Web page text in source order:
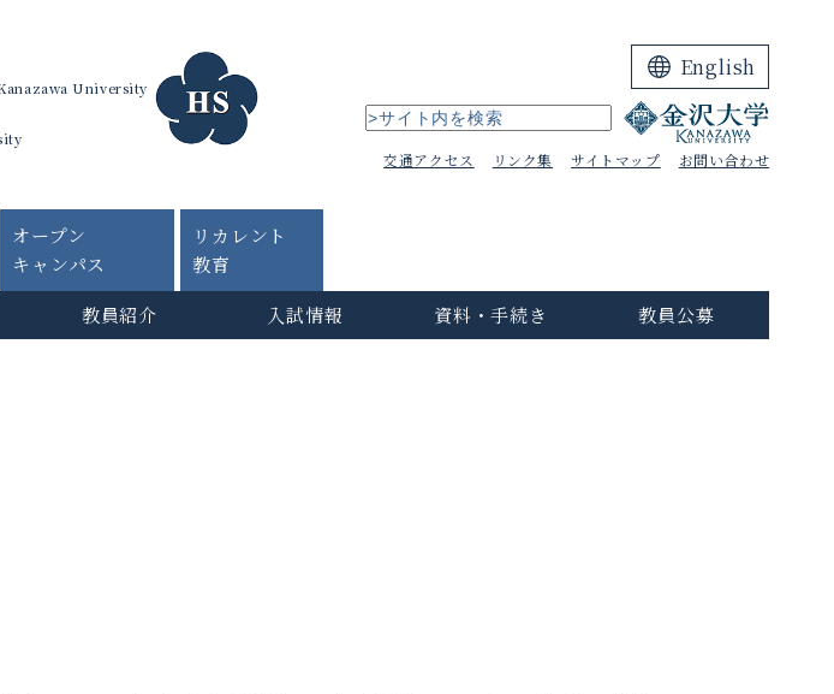
University
English
交通アクセス リンク集 サイトマップ お問い合わせ
オープン
キャンパス
リカレント
教育
教員紹介 入試情報 資料・手続き 教員公募